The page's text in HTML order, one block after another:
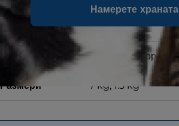
Намерете храната
Форма на хранатаСуха храна
Вкус с пилешко и ориз
Размери 7 kg, 1.5 kg